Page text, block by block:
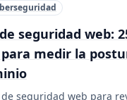
seguridad web:
medir la
seguridad web para